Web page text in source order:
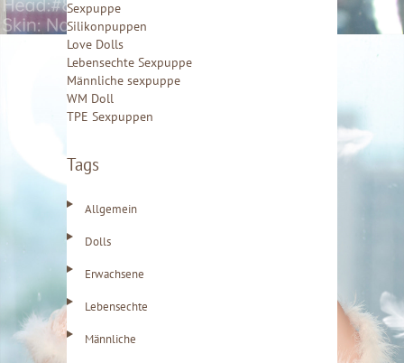
e
n
n
a
h
:
Sexpuppe
Silikonpuppen
Love Dolls
Lebensechte Sexpuppe
Männliche sexpuppe
WM Doll
TPE Sexpuppen
Tags
Allgemein
Dolls
Erwachsene
Lebensechte
Männliche